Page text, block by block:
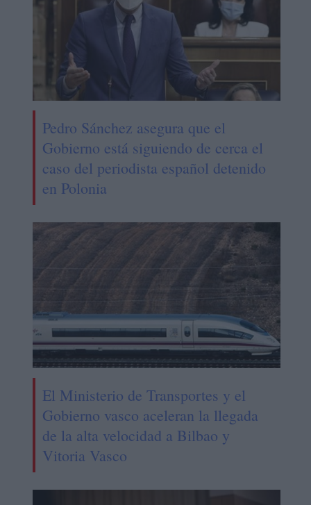
Pedro Sánchez asegura que el
Gobierno está siguiendo de cerca el
caso del periodista español detenido
en Polonia
El Ministerio de Transportes y el
Gobierno vasco aceleran la llegada
de la alta velocidad a Bilbao y
Vitoria Vasco